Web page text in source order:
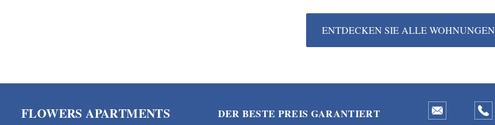
ENTDECKEN SIE ALLE WOHNUNGEN
FLOWERS APARTMENTS DER BESTE PREIS GARANTIERT